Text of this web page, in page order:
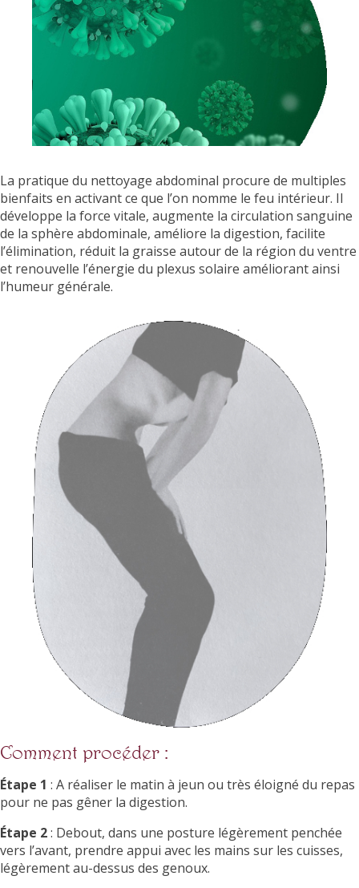
La pratique du nettoyage abdominal procure de multiples
bienfaits en activant ce que l’on nomme le feu intérieur. Il
développe la force vitale, augmente la circulation sanguine
de la sphère abdominale, améliore la digestion, facilite
l’élimination, réduit la graisse autour de la région du ventre
et renouvelle l’énergie du plexus solaire améliorant ainsi
l’humeur générale.
Comment procéder :
Étape 1 : A réaliser le matin à jeun ou très éloigné du repas
pour ne pas gêner la digestion.
Étape 2: Debout, dans une posture légèrement penchée
vers l’avant, prendre appui avec les mains sur les cuisses,
légèrement au-dessus des genoux.